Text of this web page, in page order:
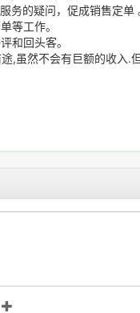
务的疑问，促成销售定单
等工作。
和回头客。
,虽然不会有巨额的收入.